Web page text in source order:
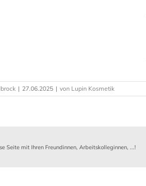
| 27.06.2025 | von Lupin Kosmetik
Seite mit Ihren Freundinnen, Arbeitskolleginnen, ...!